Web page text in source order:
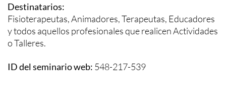
Destinatarios:
Fisioterapeutas, Animadores, Terapeutas, Educadores
y todos aquellos profesionales que realicen Actividades
o Talleres.
ID del seminario web: 548-217-539